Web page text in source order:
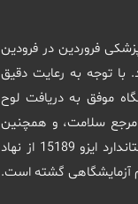
فروردین در فرودین
کار نمود. با توجه به رعایت دقیق
موفق به دریافت لوح
مرجع سلامت، و همچنین
اولین گواهینامه بین المللی استاندارد ایزو 15189 از نهاد
آزمایشگاهی گشته است.